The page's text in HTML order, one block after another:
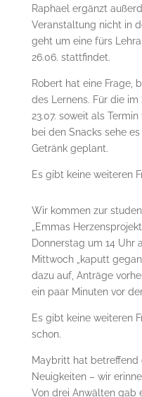
Raphael ergänzt
Veranstaltung nicht in
geht um eine fürs
26.06. stattfindet.
Robert hat eine Frage,
des Lernens. Für die
23.07. soweit als
bei den Snacks sehe
Getränk geplant.
Es gibt keine weiteren
Wir kommen zur
„Emmas
Donnerstag um 14 Uhr
Mittwoch „kaputt
dazu auf, Anträge
ein paar Minuten vor
Es gibt keine weiteren
schon.
Maybritt hat
Neuigkeiten – wir
Von drei Anwälten gab